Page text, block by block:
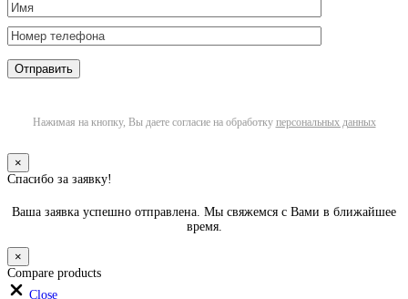
Нажимая на кнопку, Вы даете согласие на обработку персональных данных
×
Спасибо за заявку!
Ваша заявка успешно отправлена. Мы свяжемся с Вами в ближайшее
время.
×
Compare products
Close